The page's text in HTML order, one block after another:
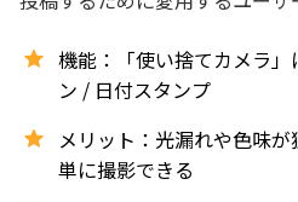
機能：「使い捨てカメラ
ン / 日付スタンプ
メリット：光漏れや色味
単に撮影できる